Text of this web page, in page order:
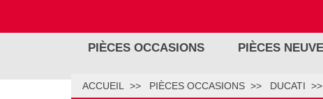
PIÈCES OCCASIONS PIÈCES
ACCUEIL PIÈCES OCCASIONS DUCATI